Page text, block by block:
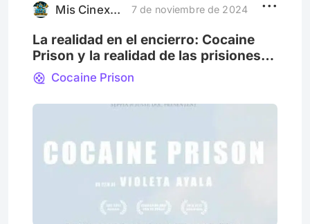
que en esos ayeres n
Mis Cinexperiencias 7 de noviembre de 2024
La realidad en el encierro: Cocaine
Prison y la realidad de las prisiones
Bolivianas
Cocaine Prison